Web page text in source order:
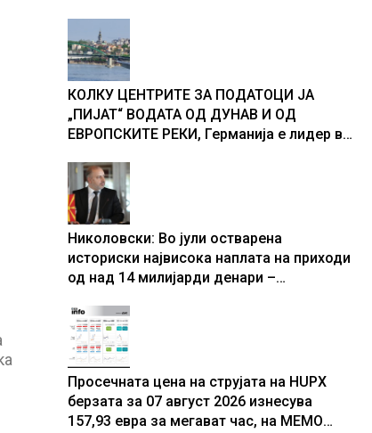
учесниците во бомбардирањето го
доживуваа овој настан што го промени
текот на историјата
КОЛКУ ЦЕНТРИТЕ ЗА ПОДАТОЦИ ЈА
„ПИЈАТ“ ВОДАТА ОД ДУНАВ И ОД
ЕВРОПСКИТЕ РЕКИ, Германија е лидер во
податоци
Николовски: Во јули остварена
историски највисока наплата на приходи
од над 14 милијарди денари –
резултати
Просечната цена на струјата на HUPX
берзата за 07 август 2026 изнесува
157,93 евра за мегават час, на МЕМО